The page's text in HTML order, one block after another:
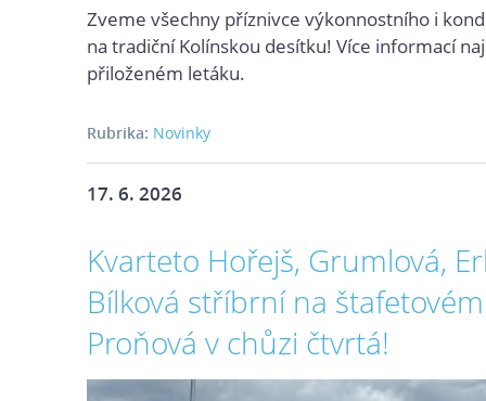
Zveme všechny příznivce výkonnostního i
na tradiční Kolínskou desítku! Více informací
přiloženém letáku.
Rubrika: Novinky
17. 6. 2026
Kvarteto Hořejš, Grumlová,
Bílková stříbrní na štafetovém
Proňová v chůzi čtvrtá!